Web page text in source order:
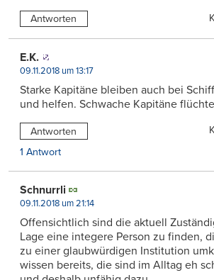
Antworten
E.K.
09.11.2018 um 13:17
Starke Kapitäne bleiben auch bei
und helfen. Schwache Kapitäne
Antworten
1 Antwort
Schnurrli
09.11.2018 um 21:14
Offensichtlich sind die aktuell
Lage eine integere Person zu finden,
zu einer glaubwürdigen Institution
wissen bereits, die sind im Alltag eh